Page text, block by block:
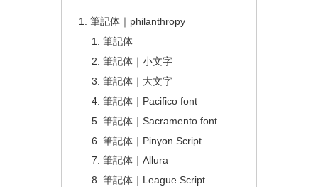
筆記体｜philanthropy
筆記体
筆記体｜小文字
筆記体｜大文字
筆記体｜Pacifico font
筆記体｜Sacramento font
筆記体｜Pinyon Script
筆記体｜Allura
筆記体｜League Script